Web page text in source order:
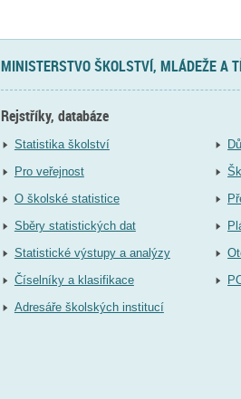
MINISTERSTVO ŠKOLSTVÍ, MLÁDEŽE A
Rejstříky, databáze
Statistika školství
Pro veřejnost
O školské statistice
Sběry statistických dat
Statistické výstupy a analýzy
Číselníky a klasifikace
Adresáře školských institucí